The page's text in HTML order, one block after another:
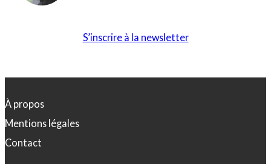
S’inscrire à la newsletter
À propos
Mentions légales
Contact